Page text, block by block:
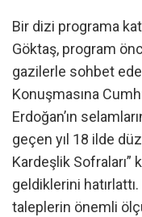
Bir dizi programa
Göktaş, program
gazilerle sohbet
Konuşmasına
Erdoğan’ın
geçen yıl 18 ilde
Kardeşlik Sofraları”
geldiklerini
taleplerin önemli